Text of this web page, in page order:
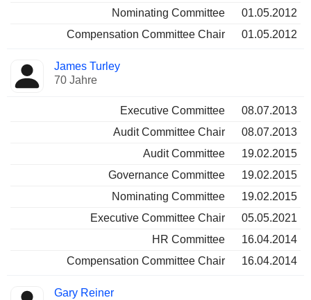
Nominating Committee
01.05.2012
Compensation Committee Chair
01.05.2012
James Turley
70 Jahre
Executive Committee
08.07.2013
Audit Committee Chair
08.07.2013
Audit Committee
19.02.2015
Governance Committee
19.02.2015
Nominating Committee
19.02.2015
Executive Committee Chair
05.05.2021
HR Committee
16.04.2014
Compensation Committee Chair
16.04.2014
Gary Reiner